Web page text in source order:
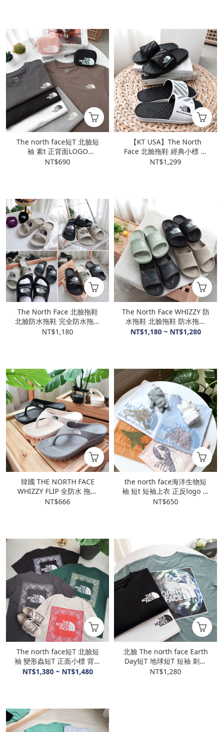
The north face短T 北臉短
袖 素t 正背面LOGO
NT7UN04I
NT$690
【KT USA】The North
Face 北臉拖鞋 經典小標 拖
鞋 室外拖 室內拖 輕量 黑白
NT$1,299
The North Face 北臉拖鞋
北臉防水拖鞋 完全防水拖鞋
拖鞋 室外拖 室內拖 鋸齒止
NT$1,180
The North Face WHIZZY 防
水拖鞋 北臉拖鞋 防水拖鞋
完全防水 鋸齒
NT$1,180 ~ NT$1,280
韓國 THE NORTH FACE
WHIZZY FLIP 全防水 拖鞋
北臉 室內拖 夾腳拖
NT$666
the north face海洋生物短
袖 短t 短袖上衣 正反logo 海
洋 生物
NT$650
The north face短T 北臉短
袖 變形蟲短T 正面小標 背面
變形蟲 多色款 NT7UN48E
NT$1,380 ~ NT$1,480
北臉 The north face Earth
Day短T 地球短T 短袖 刺繡
地球 NT7UN12A
NT$1,280